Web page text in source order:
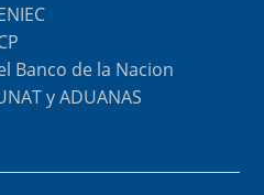
Banco de la Nacion
y ADUANAS